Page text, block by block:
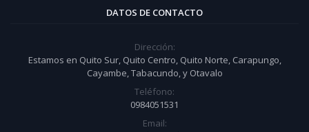
DATOS DE CONTACTO
Dirección:
Estamos en Quito Sur, Quito Centro, Quito Norte, Carapungo,
Cayambe, Tabacundo, y Otavalo
Teléfono:
0984051531
Email: